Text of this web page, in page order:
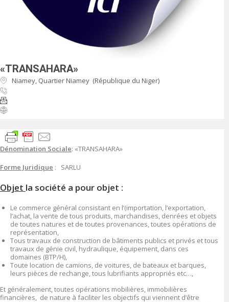
«TRANSAHARA»
Niamey, Quartier Niamey (République du Niger)
Dénomination Sociale: «TRANSAHARA»
Forme Juridique : SARLU
Objet la société a pour objet :
Le commerce général consistant en l’(importation, l’exportation,
l’achat, la vente de tous produits, marchandises, denrées et objets
de toutes natures et de toutes provenances, toutes opérations de
représentation,
Tous travaux de construction de bâtiments publics et privés et tous
travaux de génie civil, hydraulique, équipement, dans ces
domaines (BTP/H),
Toute location de camions, de voitures, de bateaux et barques,
leurs pièces de rechange, tous lubrifiants appropriés etc…,
Et généralement, toutes opérations mobilières, immobilières
financières, de nature à faciliter les objectifs qui viennent d’être